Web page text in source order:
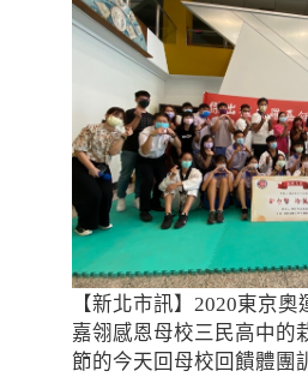
【新北市訊】2020東京
嘉翎感恩母校三民高中的
節的今天回母校回饋體團